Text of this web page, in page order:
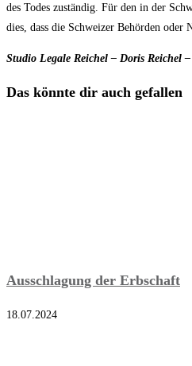
des Todes zuständig. Für den in der
dies, dass die Schweizer Behörden oder
Studio Legale Reichel – Doris Reichel
Das könnte dir auch gefallen
Ausschlagung der Erbschaft
18.07.2024